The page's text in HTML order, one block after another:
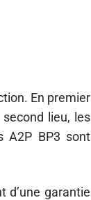
En premier
lieu, les
A2P BP3 sont
d’une garantie